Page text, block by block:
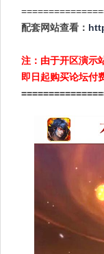
配套网站查看：
注：由于开区演示
即日起购买论坛付